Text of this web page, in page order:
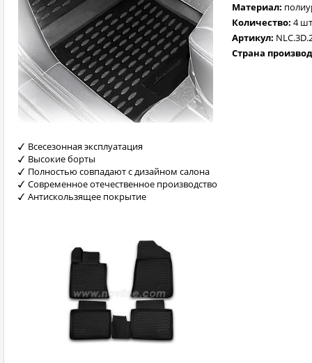
Материал:
Количество:4
Артикул:
Страна
Всесезонная эксплуатация
Высокие борты
Полностью совпадают с дизайном салона
Современное отечественное производство
Антискользящее покрытие